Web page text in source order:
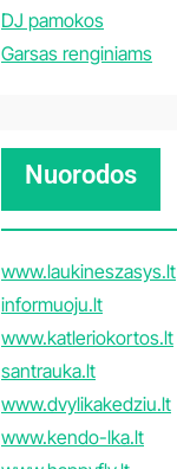
DJ pamokos
Garsas renginiams
Nuorodos
www.laukineszasys.lt
informuoju.lt
www.katleriokortos.lt
santrauka.lt
www.dvylikakedziu.lt
www.kendo-lka.lt